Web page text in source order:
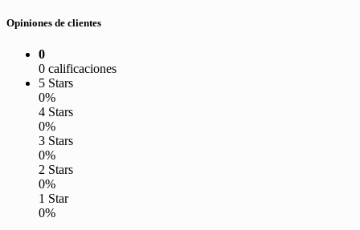
Opiniones de clientes
0
0 calificaciones
5 Stars
0%
4 Stars
0%
3 Stars
0%
2 Stars
0%
1 Star
0%